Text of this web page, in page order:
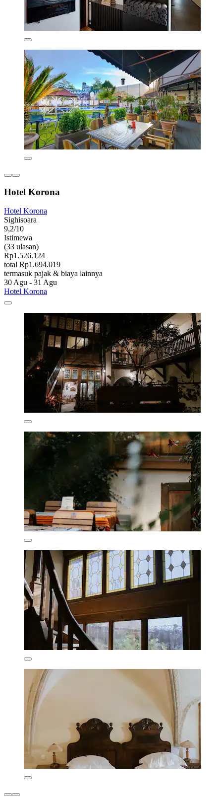
Hotel Korona
Hotel Korona
Sighisoara
9,2/10
Istimewa
(33 ulasan)
Rp1.526.124
total Rp1.694.019
termasuk pajak & biaya lainnya
30 Agu - 31 Agu
Hotel Korona